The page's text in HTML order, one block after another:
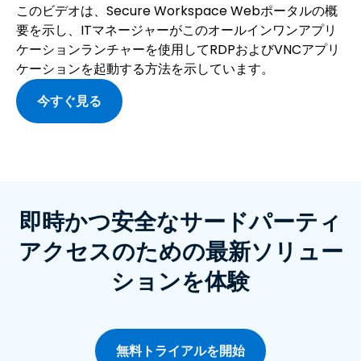
このビデオは、Secure Workspace Webポータルの概
要を示し、ITマネージャーがこのオールインワンアプリ
ケーションランチャーを使用してRDPおよびVNCアプリ
ケーションを起動する方法を示しています。
今すぐ見る
即時かつ安全なサードパーティ
アクセスのための最新ソリュー
ションを体験
無料トライアルを開始